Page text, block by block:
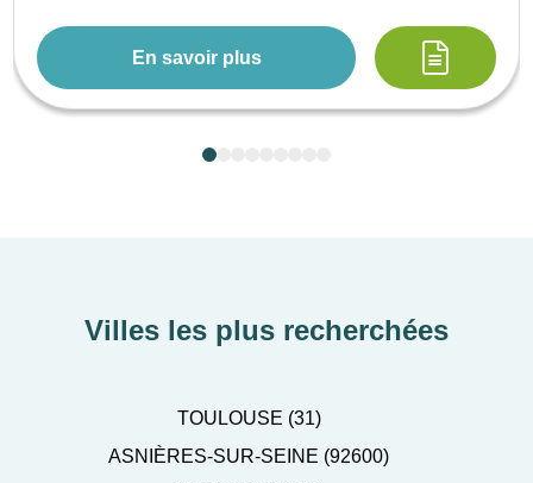
En savoir plus
Villes les plus recherchées
TOULOUSE (31)
ASNIÈRES-SUR-SEINE (92600)